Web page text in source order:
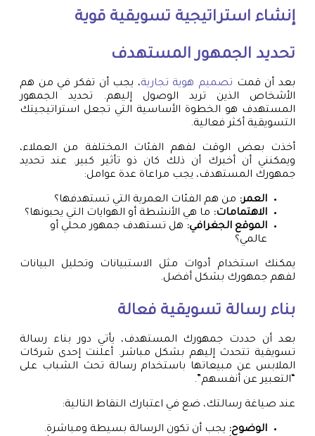
إنشاء استراتيجية تسويقية قوية
تحديد الجمهور المستهدف
بعد أن قمت تصميم هوية تجارية، يجب أن تفكر في من هم
الأشخاص الذين تريد الوصول إليهم. تحديد الجمهور
المستهدف هو الخطوة الأساسية التي تجعل استراتيجيتك
التسويقية أكثر فعالية.
أخذت بعض الوقت لفهم الفئات المختلفة من العملاء،
ويمكنني أن أخبرك أن ذلك كان ذو تأثير كبير. عند تحديد
جمهورك المستهدف، يجب مراعاة عدة عوامل:
العمر: من هم الفئات العمرية التي تستهدفها؟
الاهتمامات: ما هي الأنشطة أو الهوايات التي يحبونها؟
الموقع الجغرافي: هل تستهدف جمهور محلي أو
عالمي؟
يمكنك استخدام أدوات مثل الاستبيانات وتحليل البيانات
لفهم جمهورك بشكل أفضل.
بناء رسالة تسويقية فعالة
بعد أن حددت جمهورك المستهدف، يأتي دور بناء رسالة
تسويقية تتحدث إليهم بشكل مباشر. أعلنت إحدى شركات
الملابس عن مبيعاتها باستخدام رسالة تحث الشباب على
“التعبير عن أنفسهم”.
عند صياغة رسالتك، ضع في اعتبارك النقاط التالية:
الوضوح: يجب أن تكون الرسالة بسيطة ومباشرة.